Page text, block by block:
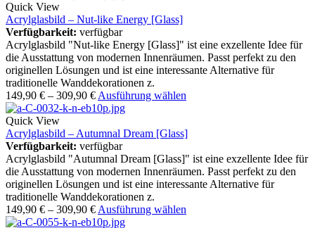
Quick View
Acrylglasbild – Nut-like Energy [Glass]
Verfügbarkeit: verfügbar
Acrylglasbild "Nut-like Energy [Glass]" ist eine exzellente Idee für
die Ausstattung von modernen Innenräumen. Passt perfekt zu den
originellen Lösungen und ist eine interessante Alternative für
traditionelle Wanddekorationen z.
149,90 € – 309,90 € Ausführung wählen
Quick View
Acrylglasbild – Autumnal Dream [Glass]
Verfügbarkeit: verfügbar
Acrylglasbild "Autumnal Dream [Glass]" ist eine exzellente Idee für
die Ausstattung von modernen Innenräumen. Passt perfekt zu den
originellen Lösungen und ist eine interessante Alternative für
traditionelle Wanddekorationen z.
149,90 € – 309,90 € Ausführung wählen